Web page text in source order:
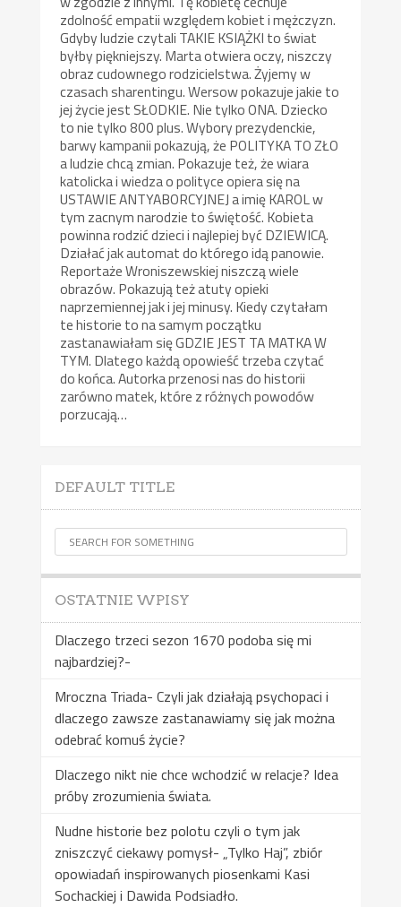
zdolność empatii względem kobiet i mężczyzn.
Gdyby ludzie czytali TAKIE KSIĄŻKI to świat
byłby piękniejszy. Marta otwiera oczy, niszczy
obraz cudownego rodzicielstwa. Żyjemy w
czasach sharentingu. Wersow pokazuje jakie to
jej życie jest SŁODKIE. Nie tylko ONA. Dziecko
to nie tylko 800 plus. Wybory prezydenckie,
barwy kampanii pokazują, że POLITYKA TO ZŁO
a ludzie chcą zmian. Pokazuje też, że wiara
katolicka i wiedza o polityce opiera się na
USTAWIE ANTYABORCYJNEJ a imię KAROL w
tym zacnym narodzie to świętość. Kobieta
powinna rodzić dzieci i najlepiej być DZIEWICĄ.
Działać jak automat do którego idą panowie.
Reportaże Wroniszewskiej niszczą wiele
obrazów. Pokazują też atuty opieki
naprzemiennej jak i jej minusy. Kiedy czytałam
te historie to na samym początku
zastanawiałam się GDZIE JEST TA MATKA W
TYM. Dlatego każdą opowieść trzeba czytać
do końca. Autorka przenosi nas do historii
zarówno matek, które z różnych powodów
porzucają…
DEFAULT TITLE
OSTATNIE WPISY
Dlaczego trzeci sezon 1670 podoba się mi
najbardziej?-
Mroczna Triada- Czyli jak działają psychopaci i
dlaczego zawsze zastanawiamy się jak można
odebrać komuś życie?
Dlaczego nikt nie chce wchodzić w relacje? Idea
próby zrozumienia świata.
Nudne historie bez polotu czyli o tym jak
zniszczyć ciekawy pomysł- „Tylko Haj”, zbiór
opowiadań inspirowanych piosenkami Kasi
Sochackiej i Dawida Podsiadło.